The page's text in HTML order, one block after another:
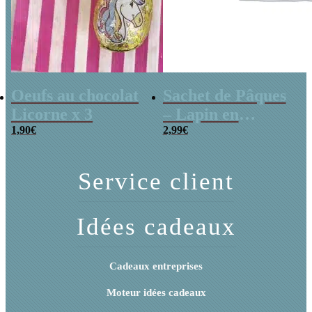
Oeufs au chocolat
Licorne x 3
1,90€
Sachet de Pâques
– Lapin en
guimauve x15
2,99€
Service client
Idées cadeaux
Cadeaux entreprises
Moteur idées cadeaux